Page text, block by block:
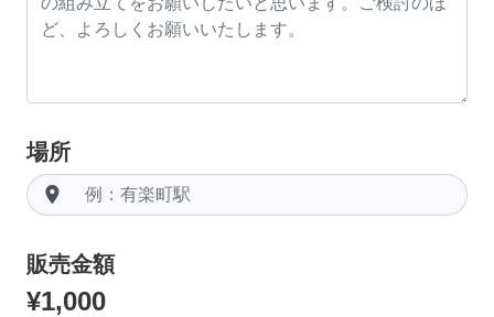
場所
room
販売金額
¥1,000